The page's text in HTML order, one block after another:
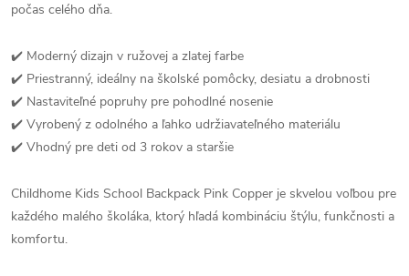
počas celého dňa.
✔️ Moderný dizajn v ružovej a zlatej farbe
✔️ Priestranný, ideálny na školské pomôcky, desiatu a drobnosti
✔️ Nastaviteľné popruhy pre pohodlné nosenie
✔️ Vyrobený z odolného a ľahko udržiavateľného materiálu
✔️ Vhodný pre deti od 3 rokov a staršie
Childhome Kids School Backpack Pink Copper je skvelou voľbou pre
každého malého školáka, ktorý hľadá kombináciu štýlu, funkčnosti a
komfortu.